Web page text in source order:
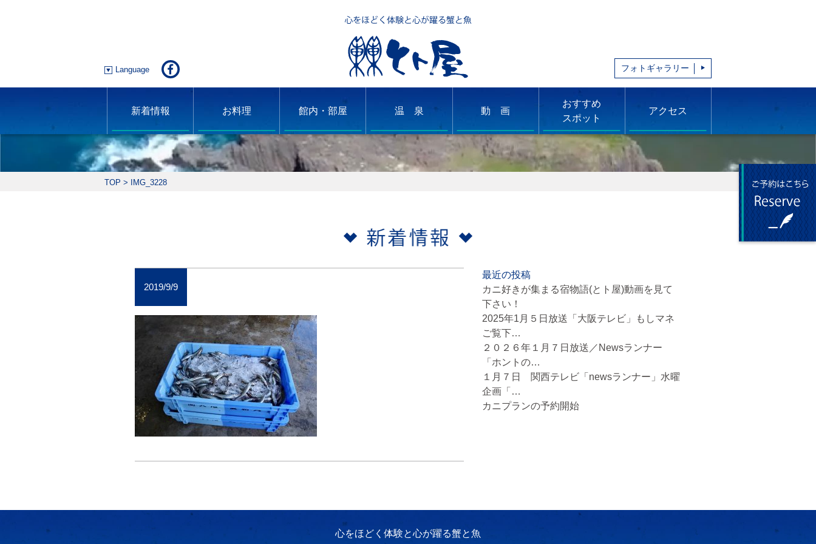
Language フォトギャラリー
新着情報 お料理 館内・部屋 温 泉 動 画
おすすめ
スポット
アクセス
TOP > IMG_3228
2019/9/9
最近の投稿
カニ好きが集まる宿物語(とト屋)動画を見て
下さい！
2025年1月５日放送「大阪テレビ」もしマネ
ご覧下…
２０２６年１月７日放送／Newsランナー
「ホントの…
１月７日 関西テレビ「newsランナー」水曜
企画「…
カニプランの予約開始